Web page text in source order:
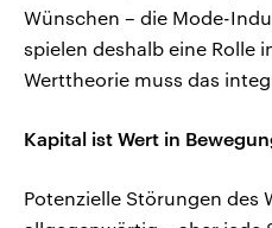
Wünschen – die Mode-
spielen deshalb eine Rolle
Werttheorie muss das
Kapital ist Wert in
Potenzielle Störungen des